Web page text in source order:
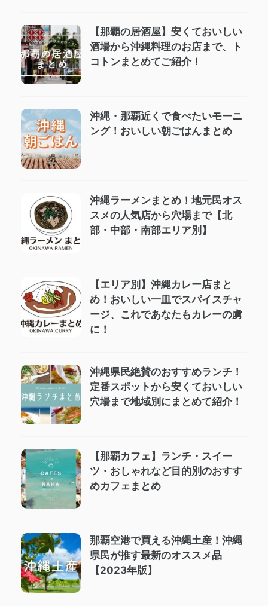
【那覇の居酒屋】安くておいしい
酒場から沖縄料理のお店まで、ト
コトンまとめてご紹介！
沖縄・那覇近くで食べたいモーニ
ング！おいしい朝ごはんまとめ
沖縄ラーメンまとめ！地元民オス
スメの人気店から穴場まで【北
部・中部・南部エリア別】
【エリア別】沖縄カレー店まと
め！おいしい一皿でスパイスチャ
ージ、これであなたもカレーの虜
に！
沖縄県民絶賛のおすすめランチ！
定番スポットから安くておいしい
穴場まで地域別にまとめて紹介！
【那覇カフェ】ランチ・スイー
ツ・おしゃれなど目的別のおすす
めカフェまとめ
那覇空港で買える沖縄土産！沖縄
県民が推す最新のオススメ品
【2023年版】